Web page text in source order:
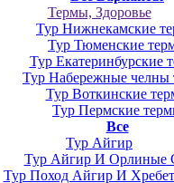
Термы, Здоровье
Тур Нижнекамские
Тур Тюменские
Тур Екатеринбурские
Тур Набережные челны
Тур Воткинские
Тур Пермские
Все
Тур Айгир
Тур Айгир И Орлиные
Тур Поход Айгир И